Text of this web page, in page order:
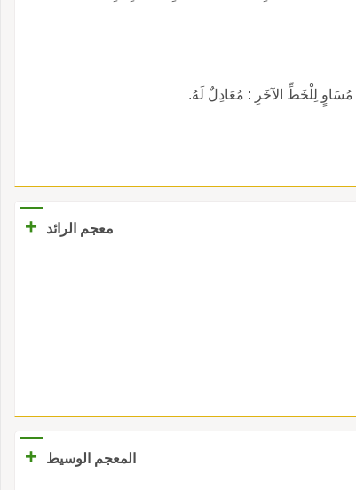
معجم الرائد
+
المعجم الوسيط +